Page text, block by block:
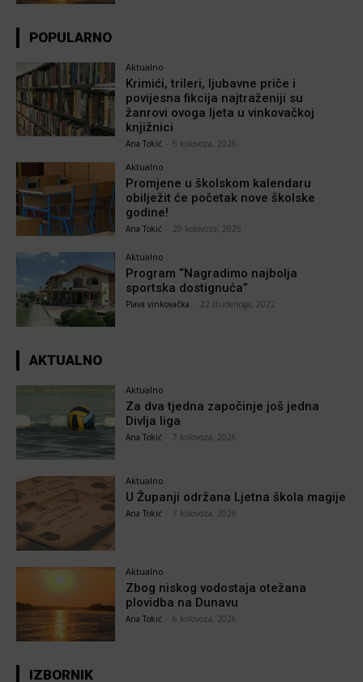
POPULARNO
Aktualno
Krimići, trileri, ljubavne priče i
povijesna fikcija najtraženiji su
žanrovi ovoga ljeta u vinkovačkoj
knjižnici
Ana Tokić 6 kolovoza, 2026
Aktualno
Promjene u školskom kalendaru
obilježit će početak nove školske
godine!
Ana Tokić 20 kolovoza, 2025
Aktualno
Program “Nagradimo najbolja
sportska dostignuća”
Plava vinkovačka 22 studenoga, 2022
AKTUALNO
Aktualno
Za dva tjedna započinje još jedna
Divlja liga
Ana Tokić 7 kolovoza, 2026
Aktualno
U Županji održana Ljetna škola magije
Ana Tokić 7 kolovoza, 2026
Aktualno
Zbog niskog vodostaja otežana
plovidba na Dunavu
Ana Tokić 6 kolovoza, 2026
IZBORNIK